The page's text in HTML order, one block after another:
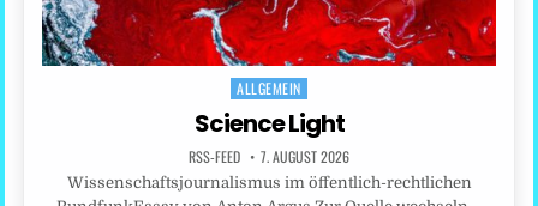
Posted
ALLGEMEIN
Science Light
RSS-FEED 7. AUGUST 2026
Wissenschaftsjournalismus im öffentlich-rechtlichen